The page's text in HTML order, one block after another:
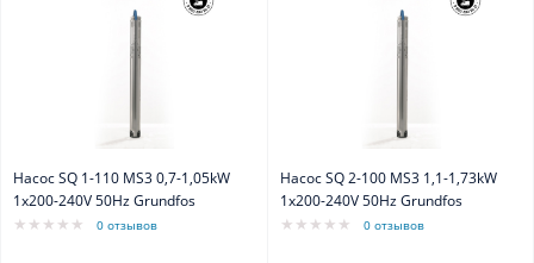
Насос SQ 1-110 MS3 0,7-1,05kW
1x200-240V 50Hz Grundfos
0 отзывов
Насос SQ 2-100 MS3 1,1-1,73kW
1x200-240V 50Hz Grundfos
0 отзывов